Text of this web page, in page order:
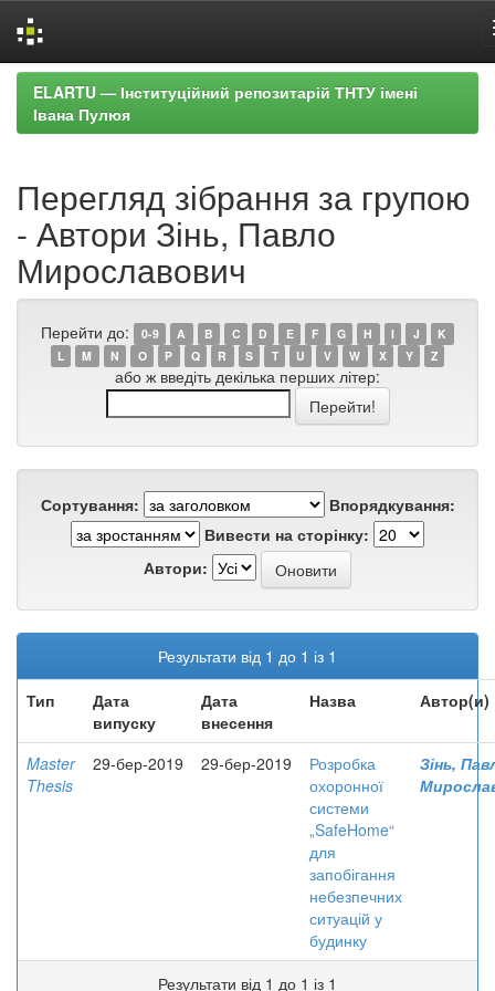
Skip
navigation
ELARTU — Інституційний репозитарій ТНТУ імені
Івана Пулюя
Перегляд зібрання за групою
- Автори Зінь, Павло
Мирославович
Перейти до: 0-9 A B C D E F G H I J
K
L
M N O P Q R S T U V W X Y Z
або ж введіть декілька перших літер:
Сортування:
Впорядкування:
Вивести на сторінку:
Автори:
Результати від 1 до 1 із 1
Тип
Дата
випуску
Дата
внесення
Назва Автор(и)
Master
Thesis
29-бер-2019 29-бер-2019
Розробка
охоронної
системи
„SafeHome“
для
запобігання
небезпечних
ситуацій у
будинку
Зінь,
Результати від 1 до 1 із 1